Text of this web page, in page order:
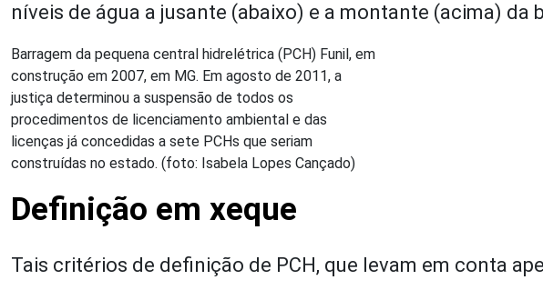
níveis de água a jusante (abaixo) e a montante (acima) da
Barragem da pequena central hidrelétrica (PCH) Funil, em
construção em 2007, em MG. Em agosto de 2011, a
justiça determinou a suspensão de todos os
procedimentos de licenciamento ambiental e das
licenças já concedidas a sete PCHs que seriam
construídas no estado. (foto: Isabela Lopes Cançado)
Definição em xeque
Tais critérios de definição de PCH, que levam em conta